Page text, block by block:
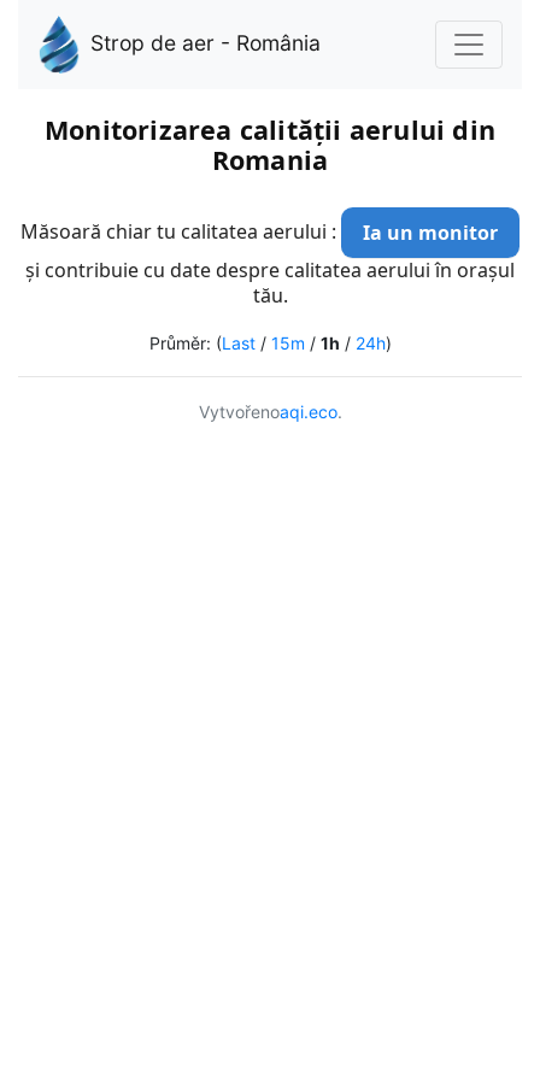
Strop de aer - România
Monitorizarea calității aerului din
Romania
Măsoară chiar tu calitatea aerului :
Ia un monitor
și contribuie cu date despre calitatea aerului în orașul
tău.
Průměr: (Last/ 15m / 1h / 24h)
Vytvořenoaqi.eco.